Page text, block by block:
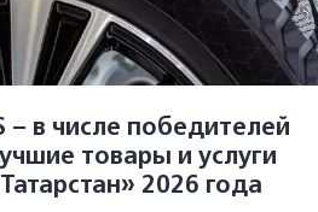
– в числе победителей
товары и услуги
2026 года